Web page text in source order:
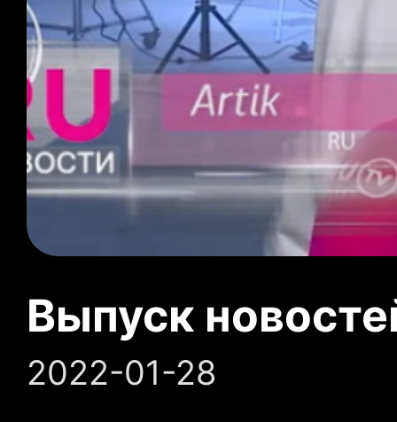
Выпуск
2022-01-28